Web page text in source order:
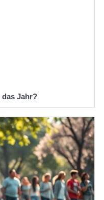
das Jahr?